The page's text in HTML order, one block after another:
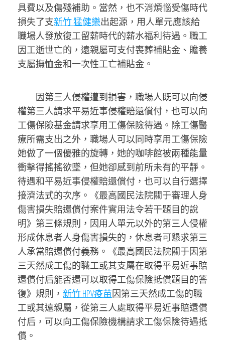
具費以及傷殘補助。當然，也不消煩惱受傷時代
損失了支新竹 猛健樂出起源，用人單元應該給
職場人發放復工留薪時代的薪水福利待遇。職工
因工逝世亡的，遠親屬可支付喪葬補貼金、贍養
支屬撫恤金和一次性工亡補貼金。
因第三人侵權遭到損害，職場人既可以向侵
權第三人請求平易近事侵權賠還償付，也可以向
工傷保險基金請求享用工傷保險待遇。除工傷醫
療所需支出之外，職場人可以同時享用工傷保險
她做了一個優雅的旋轉，她的咖啡館被兩種能量
衝擊得搖搖欲墜，但她卻感到前所未有的平靜。
待遇和平易近事侵權賠還償付，也可以自行選擇
接濟法式的次序。《最高國民法院關于審理人身
傷害損失賠還償付案件實用法令若干題目的說
明》第三條規則，因用人單元以外的第三人侵權
形成休息者人身傷害損失的，休息者可懇求第三
人承當賠還償付義務。《最高國民法院關于因第
三天然成工傷的職工或其支屬在取得平易近事賠
還償付后能否還可以取得工傷保險抵償題目的答
復》規則， 新竹 HPV疫苗因第三天然成工傷的職
工或其遠親屬，從第三人處取得平易近事賠還償
付后，可以向工傷保險機構請求工傷保險待遇抵
償。